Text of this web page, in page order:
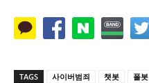
TAGS 사이버범죄 챗봇 폴봇